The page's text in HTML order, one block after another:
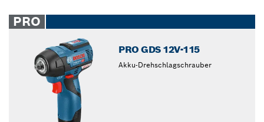
PRO
PRO GDS 12V-115
Akku-Drehschlagschrauber